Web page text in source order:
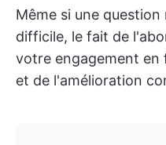
Même si une
difficile, le fait de
votre engagement en
et de l'amélioration